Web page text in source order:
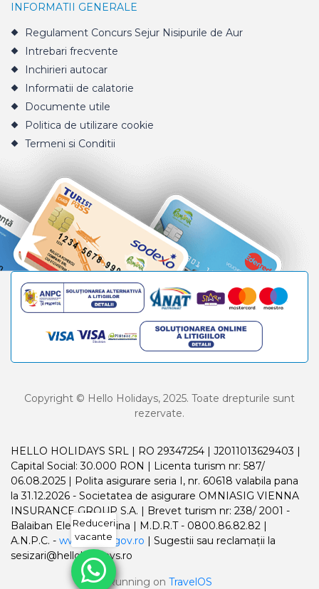
INFORMATII GENERALE
Regulament Concurs Sejur Nisipurile de Aur
Intrebari frecvente
Inchirieri autocar
Informatii de calatorie
Documente utile
Politica de utilizare cookie
Termeni si Conditii
Copyright © Hello Holidays, 2025. Toate drepturile sunt
rezervate.
HELLO HOLIDAYS SRL | RO 29347254 | J2011013629403 |
Capital Social: 30.000 RON | Licenta turism nr: 587/
06.08.2025 | Polita asigurare seria I, nr. 60618 valabila pana
la 31.12.2026 - Societatea de asigurare OMNIASIG VIENNA
INSURANCE GROUP S.A. | Brevet turism nr: 238/ 2001 -
Balaiban Elena Madalina | M.D.R.T - 0800.86.82.82 |
A.N.P.C. - www.anpc.gov.ro | Sugestii sau reclamații la
sesizari@helloholidays.ro
Running on TravelOS
Reduceri
vacante